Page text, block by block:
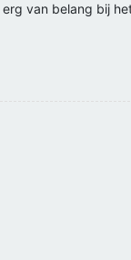
van belang bij